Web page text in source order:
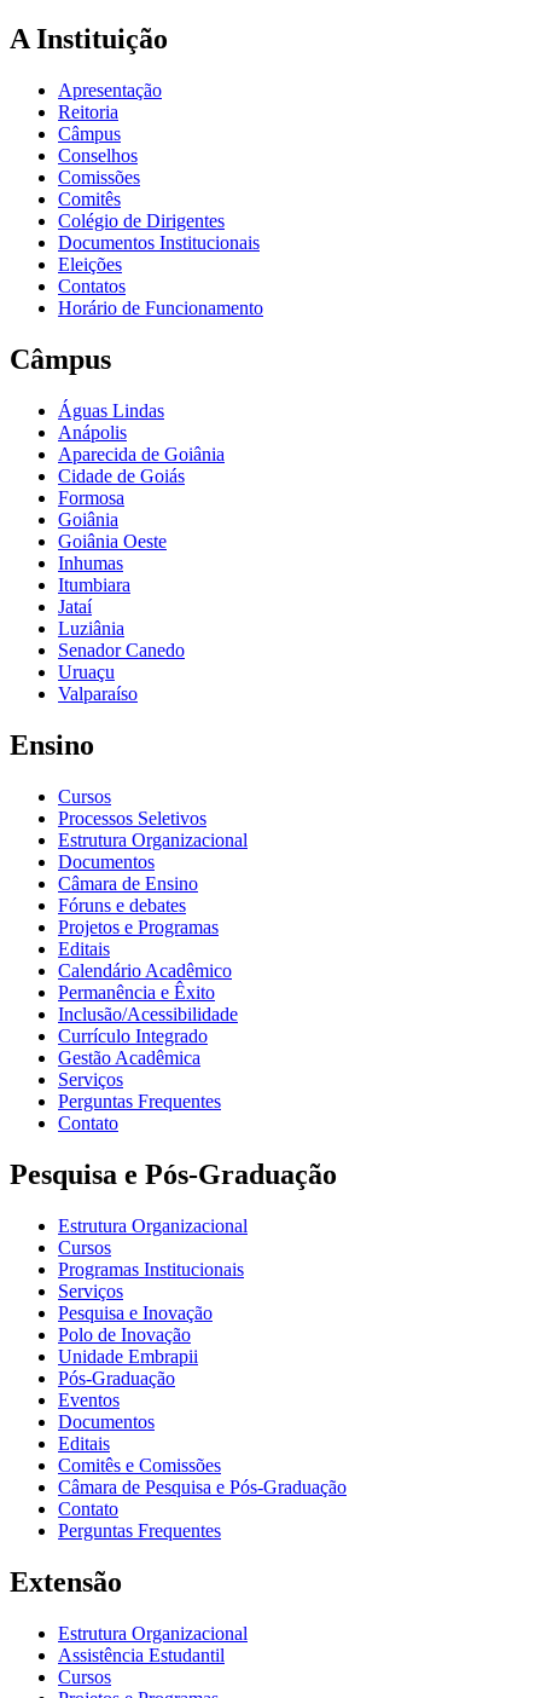
A Instituição
Apresentação
Reitoria
Câmpus
Conselhos
Comissões
Comitês
Colégio de Dirigentes
Documentos Institucionais
Eleições
Contatos
Horário de Funcionamento
Câmpus
Águas Lindas
Anápolis
Aparecida de Goiânia
Cidade de Goiás
Formosa
Goiânia
Goiânia Oeste
Inhumas
Itumbiara
Jataí
Luziânia
Senador Canedo
Uruaçu
Valparaíso
Ensino
Cursos
Processos Seletivos
Estrutura Organizacional
Documentos
Câmara de Ensino
Fóruns e debates
Projetos e Programas
Editais
Calendário Acadêmico
Permanência e Êxito
Inclusão/Acessibilidade
Currículo Integrado
Gestão Acadêmica
Serviços
Perguntas Frequentes
Contato
Pesquisa e Pós-Graduação
Estrutura Organizacional
Cursos
Programas Institucionais
Serviços
Pesquisa e Inovação
Polo de Inovação
Unidade Embrapii
Pós-Graduação
Eventos
Documentos
Editais
Comitês e Comissões
Câmara de Pesquisa e Pós-Graduação
Contato
Perguntas Frequentes
Extensão
Estrutura Organizacional
Assistência Estudantil
Cursos